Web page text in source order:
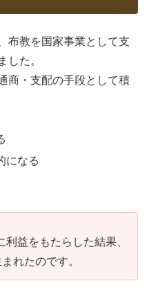
布教を国家事業として支
した。
商・支配の手段として積
になる
益をもたらした結果、
れたのです。